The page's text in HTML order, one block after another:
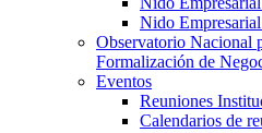
Nido
Observatorio Nacional
Formalización de
Eventos
Reuniones
Calendarios de